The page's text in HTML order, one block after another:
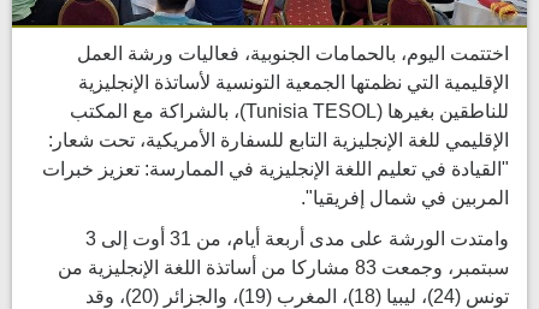
اختتمت اليوم، بالحمامات الجنوبية، فعاليات ورشة العمل
الإقليمية التي نظمتها الجمعية التونسية لأساتذة الإنجليزية
للناطقين بغيرها (Tunisia TESOL)، بالشراكة مع المكتب
الإقليمي للغة الإنجليزية التابع للسفارة الأمريكية، تحت شعار:
"القيادة في تعليم اللغة الإنجليزية في الممارسة: تعزيز خبرات
المربين في شمال إفريقيا".
وامتدت الورشة على مدى أربعة أيام، من 31 أوت إلى 3
سبتمبر، وجمعت 83 مشاركا من أساتذة اللغة الإنجليزية من
تونس (24)، ليبيا (18)، المغرب (19)، والجزائر (20)، وقد